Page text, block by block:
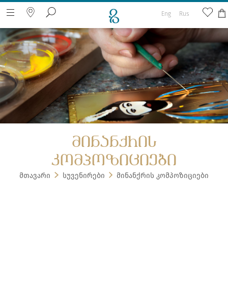
Eng Rus
ძიება ვებ გვერდზე
მინანქრის
კომპოზიციები
მთავარი სუვენირები მინანქრის კომპოზიციები